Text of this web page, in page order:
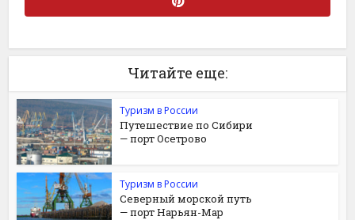
Читайте еще:
Туризм в России
Путешествие по Сибири
— порт Осетрово
Туризм в России
Северный морской путь
— порт Нарьян-Мар